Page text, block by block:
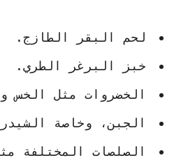
لحم البقر الطازج.
خبز البرغر الطري.
الخضروات مثل الخس
الجبن، وخاصة
الصلصات المختلفة